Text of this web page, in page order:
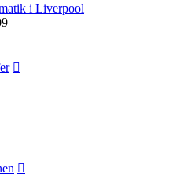
i Liverpool